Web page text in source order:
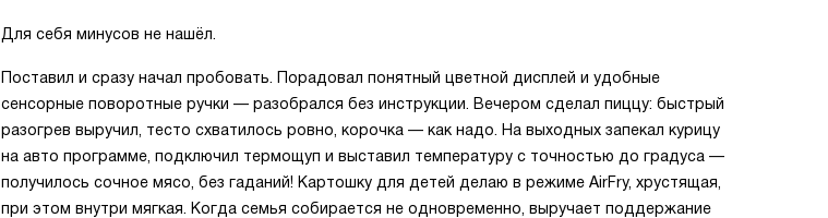
Для себя минусов не нашёл.
Поставил и сразу начал пробовать. Порадовал понятный цветной дисплей и удобные
сенсорные поворотные ручки — разобрался без инструкции. Вечером сделал пиццу: быстрый
разогрев выручил, тесто схватилось ровно, корочка — как надо. На выходных запекал курицу
на авто программе, подключил термощуп и выставил температуру с точностью до градуса —
получилось сочное мясо, без гаданий! Картошку для детей делаю в режиме AirFry, хрустящая,
при этом внутри мягкая. Когда семья собирается не одновременно, выручает поддержание